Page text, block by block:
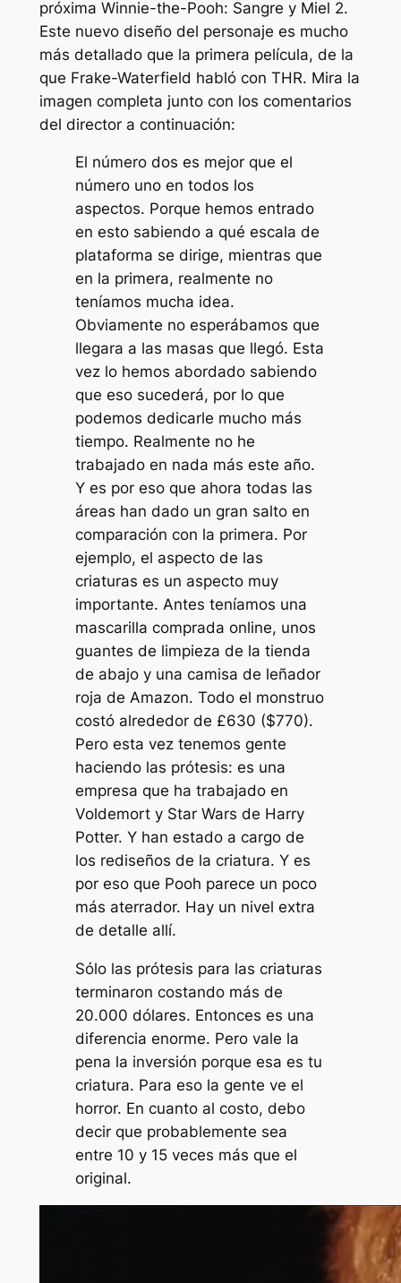
próxima Winnie-the-Pooh: Sangre y Miel 2.
Este nuevo diseño del personaje es mucho
más detallado que la primera película, de la
que Frake-Waterfield habló con THR. Mira la
imagen completa junto con los comentarios
del director a continuación:
El número dos es mejor que el
número uno en todos los
aspectos. Porque hemos entrado
en esto sabiendo a qué escala de
plataforma se dirige, mientras que
en la primera, realmente no
teníamos mucha idea.
Obviamente no esperábamos que
llegara a las masas que llegó. Esta
vez lo hemos abordado sabiendo
que eso sucederá, por lo que
podemos dedicarle mucho más
tiempo. Realmente no he
trabajado en nada más este año.
Y es por eso que ahora todas las
áreas han dado un gran salto en
comparación con la primera. Por
ejemplo, el aspecto de las
criaturas es un aspecto muy
importante. Antes teníamos una
mascarilla comprada online, unos
guantes de limpieza de la tienda
de abajo y una camisa de leñador
roja de Amazon. Todo el monstruo
costó alrededor de £630 ($770).
Pero esta vez tenemos gente
haciendo las prótesis: es una
empresa que ha trabajado en
Voldemort y Star Wars de Harry
Potter. Y han estado a cargo de
los rediseños de la criatura. Y es
por eso que Pooh parece un poco
más aterrador. Hay un nivel extra
de detalle allí.
Sólo las prótesis para las criaturas
terminaron costando más de
20.000 dólares. Entonces es una
diferencia enorme. Pero vale la
pena la inversión porque esa es tu
criatura. Para eso la gente ve el
horror. En cuanto al costo, debo
decir que probablemente sea
entre 10 y 15 veces más que el
original.